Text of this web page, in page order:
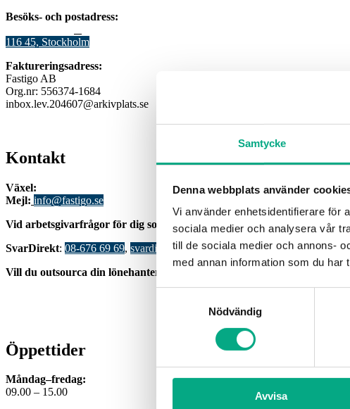
Samtycke
Denna webbplats använder
Vi använder enhetsidentifierare för
sociala medier och analysera vår
till de sociala medier och annons-
med annan information som du har
Nödvändig
Avvisa
Besöks- och postadress:
116 45, Stockholm
Faktureringsadress:
Fastigo AB
Org.nr: 556374-1684
inbox.lev.204607@arkivplats.se
Kontakt
Växel:
Mejl: info@fastigo.se
Vid arbetsgivarfrågor för dig som är medlem:
SvarDirekt: 08-676 69 69, svardirekt@fastigo.se
Vill du outsourca din lönehantering?
Öppettider
Måndag–fredag:
09.00 – 15.00